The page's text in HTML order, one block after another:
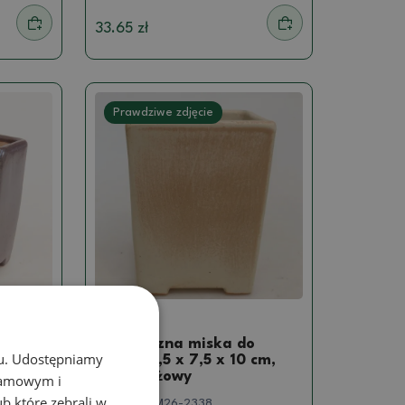
33.65 zł
Prawdziwe zdjęcie
Ceramiczna miska do
bonsai 7,5 x 7,5 x 10 cm,
kolor beżowy
Udostępniamy
i